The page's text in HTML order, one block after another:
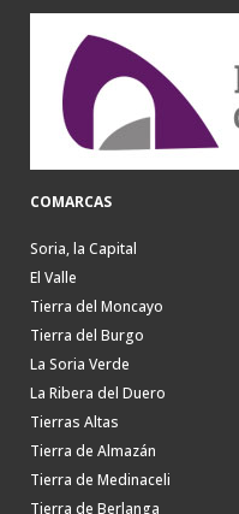
COMARCAS
Soria, la Capital
El Valle
Tierra del Moncayo
Tierra del Burgo
La Soria Verde
La Ribera del Duero
Tierras Altas
Tierra de Almazán
Tierra de Medinaceli
Tierra de Berlanga